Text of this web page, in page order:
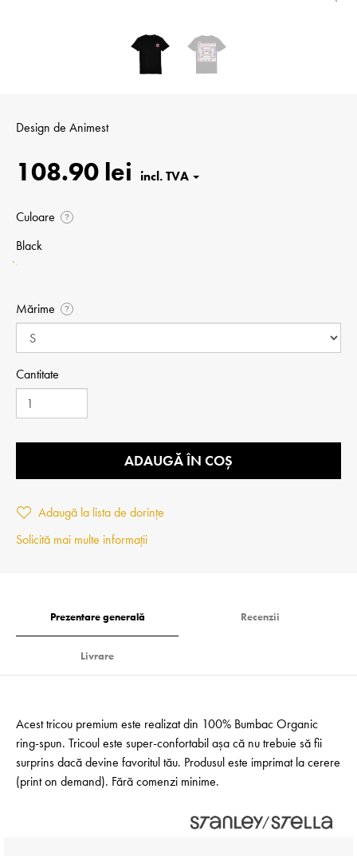
Design de Animest
108.90 lei
Culoare ?
Black
Mărime ?
Cantitate
ADAUGĂ ÎN COȘ
Adaugă la lista de dorințe
Solicită mai multe informații
Prezentare generală Recenzii
Livrare
Acest tricou premium este realizat din 100% Bumbac Organic
ring-spun. Tricoul este super-confortabil așa că nu trebuie să fii
surprins dacă devine favoritul tău. Produsul este imprimat la cerere
(print on demand). Fără comenzi minime.